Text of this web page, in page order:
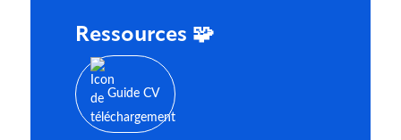
Ressources 🧩
Guide CV